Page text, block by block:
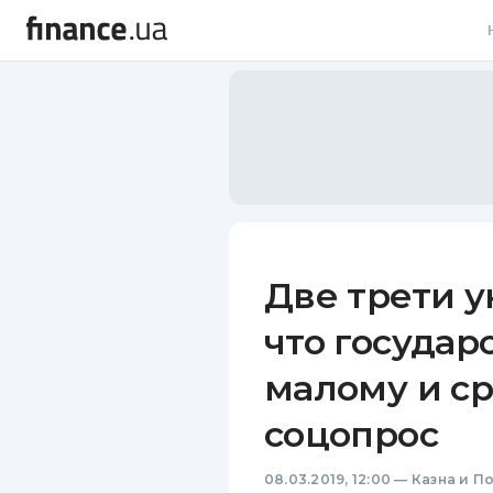
Две трети
что
малому и
соцопрос
08.03.2019, 12:00 — Казна и